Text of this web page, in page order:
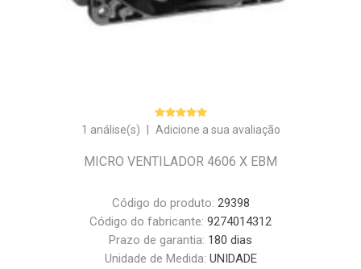
1 análise(s) Adicione a sua avaliação
MICRO VENTILADOR 4606 X EBM
Código do produto: 29398
Código do fabricante: 9274014312
Prazo de garantia: 180 dias
Unidade de Medida: UNIDADE